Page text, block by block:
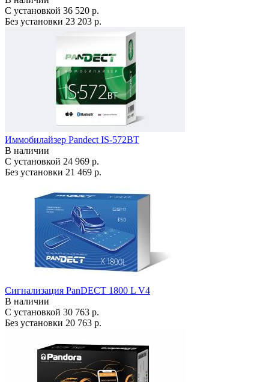
С установкой 36 520 р.
Без установки 23 203 р.
Иммобилайзер Pandect IS-572BT
В наличии
С установкой 24 969 р.
Без установки 21 469 р.
Сигнализация PanDECT 1800 L V4
В наличии
С установкой 30 763 р.
Без установки 20 763 р.